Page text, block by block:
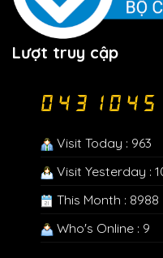
Lượt truy cập
Visit Today : 963
Visit Yesterday :
This Month : 8988
Who's Online : 9